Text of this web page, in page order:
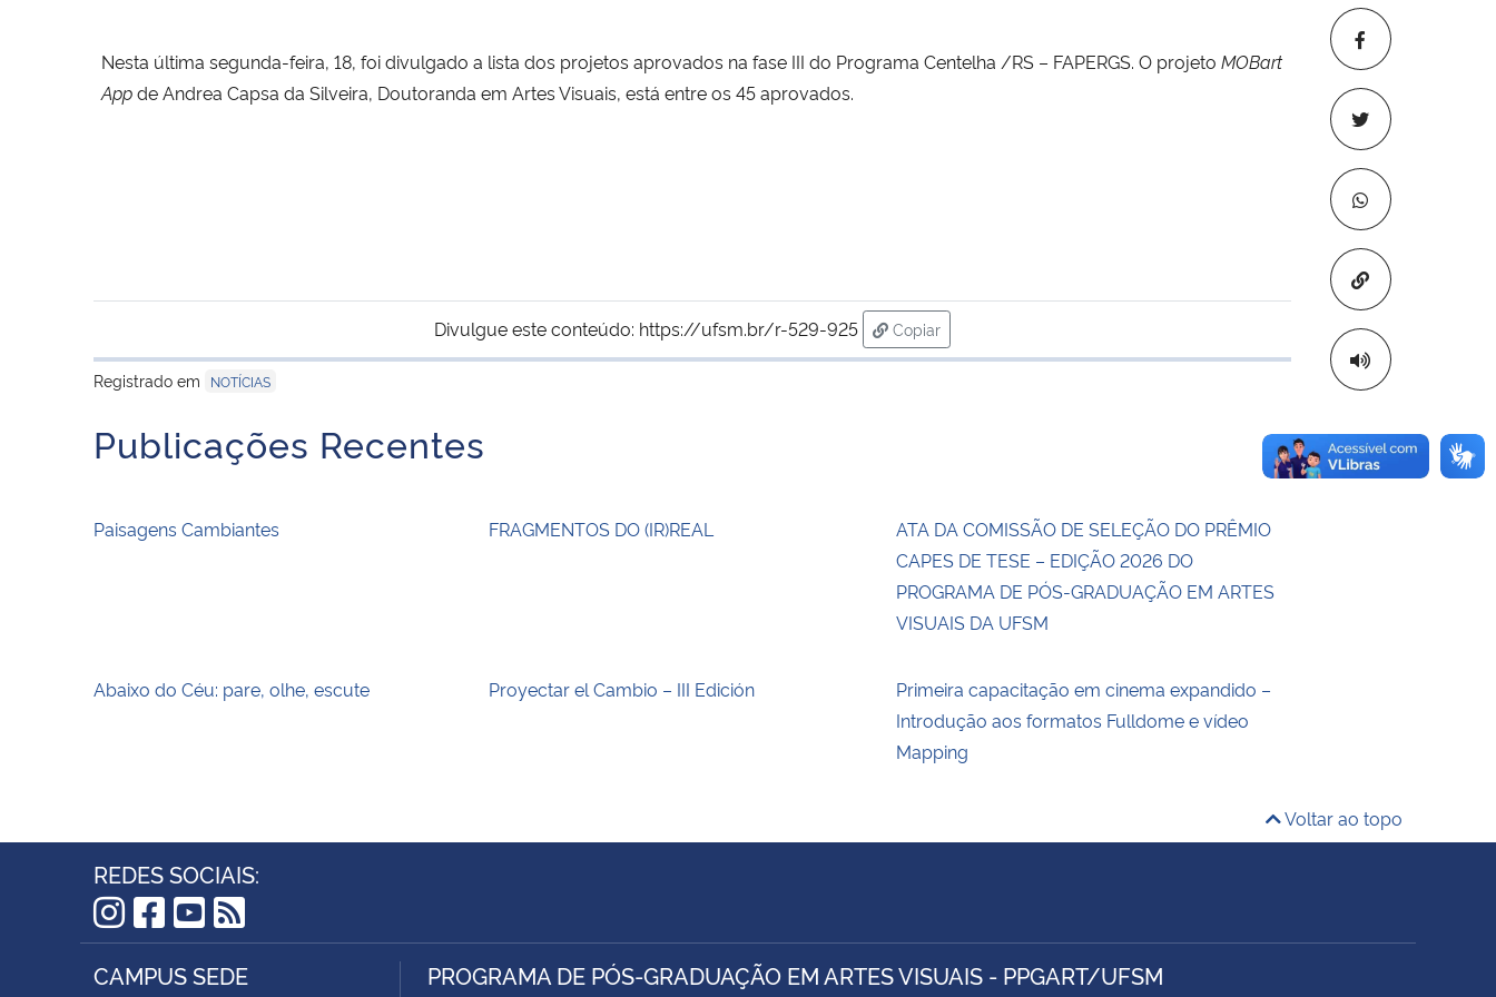
Copiar para
Nesta última segunda-feira, 18, foi divulgado a lista dos projetos aprovados na fase III do Programa Centelha /RS – FAPERGS. O projeto MOBart
Appde Andrea Capsa da Silveira, Doutoranda em Artes Visuais, está entre os 45 aprovados.
Divulgue este conteúdo: https://ufsm.br/r-529-925
Copiar
para área de transferência
Registrado em
NOTÍCIAS
Publicações Recentes
Paisagens Cambiantes FRAGMENTOS DO (IR)REAL
ATA DA COMISSÃO DE SELEÇÃO DO PRÊMIO
CAPES DE TESE – EDIÇÃO 2026 DO
PROGRAMA DE PÓS-GRADUAÇÃO EM ARTES
VISUAIS DA UFSM
Abaixo do Céu: pare, olhe, escute Proyectar el Cambio – III Edición
Primeira capacitação em cinema expandido –
Introdução aos formatos Fulldome e vídeo
Mapping
Voltar ao topo
REDES SOCIAIS:
Instagram
Facebook
YouTube
RSS
CAMPUS SEDE PROGRAMA DE PÓS-GRADUAÇÃO EM ARTES VISUAIS - PPGART/UFSM